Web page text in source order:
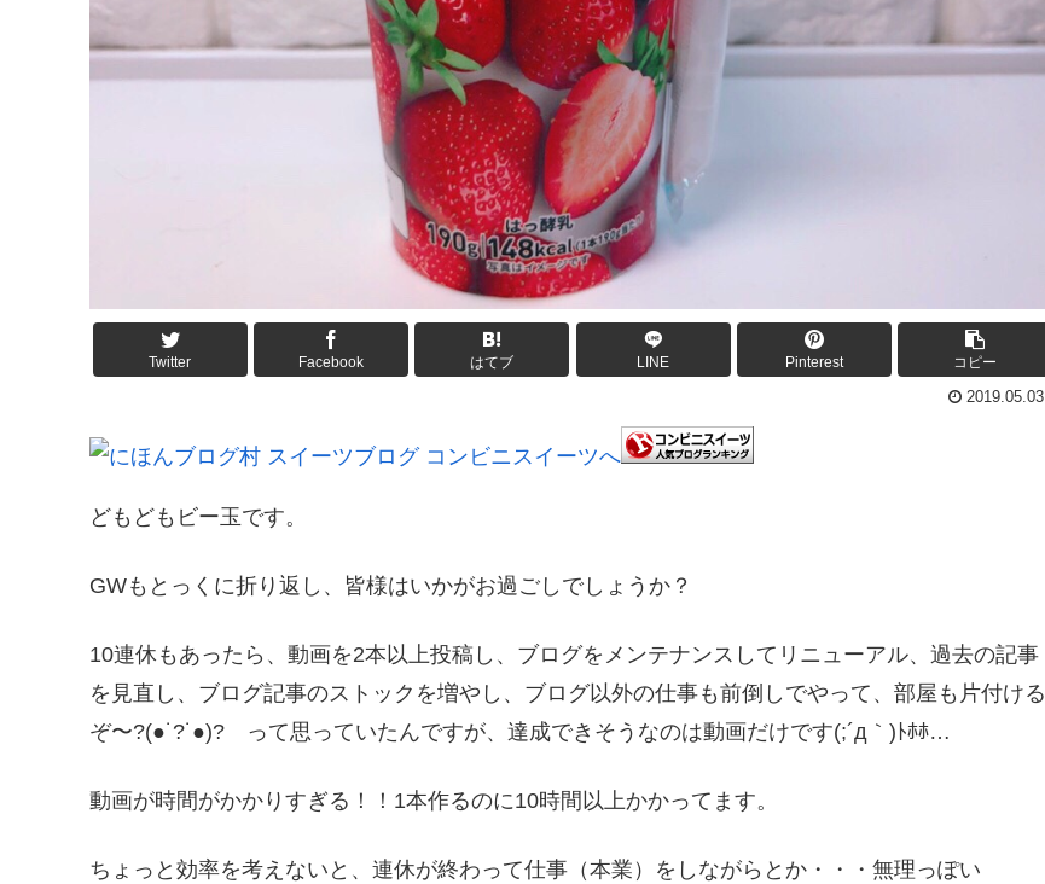
Twitter Facebook はてブ LINE Pinterest コピー
2019.05.03
どもどもビー玉です。
GWもとっくに折り返し、皆様はいかがお過ごしでしょうか？
10連休もあったら、動画を2本以上投稿し、ブログをメンテナンスしてリニューアル、過去の記事
を見直し、ブログ記事のストックを増やし、ブログ以外の仕事も前倒しでやって、部屋も片付ける
ぞ〜?(●˙?˙●)? って思っていたんですが、達成できそうなのは動画だけです(;´д｀)ﾄﾎﾎ…
動画が時間がかかりすぎる！！1本作るのに10時間以上かかってます。
ちょっと効率を考えないと、連休が終わって仕事（本業）をしながらとか・・・無理っぽい